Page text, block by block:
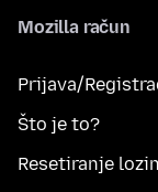
Mozilla račun
Prijava/
Što je to?
Resetiranje